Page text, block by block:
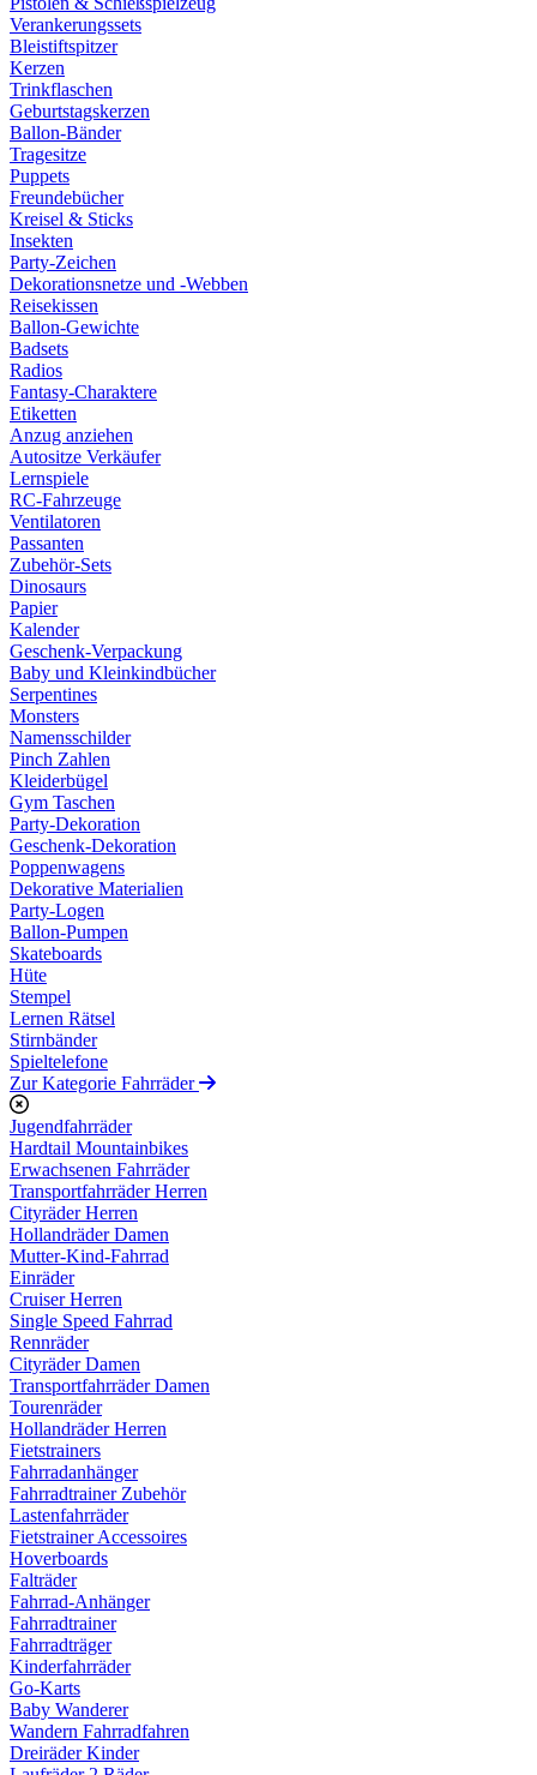
Verankerungssets
Bleistiftspitzer
Kerzen
Trinkflaschen
Geburtstagskerzen
Ballon-Bänder
Tragesitze
Puppets
Freundebücher
Kreisel & Sticks
Insekten
Party-Zeichen
Dekorationsnetze und -Webben
Reisekissen
Ballon-Gewichte
Badsets
Radios
Fantasy-Charaktere
Etiketten
Anzug anziehen
Autositze Verkäufer
Lernspiele
RC-Fahrzeuge
Ventilatoren
Passanten
Zubehör-Sets
Dinosaurs
Papier
Kalender
Geschenk-Verpackung
Baby und Kleinkindbücher
Serpentines
Monsters
Namensschilder
Pinch Zahlen
Kleiderbügel
Gym Taschen
Party-Dekoration
Geschenk-Dekoration
Poppenwagens
Dekorative Materialien
Party-Logen
Ballon-Pumpen
Skateboards
Hüte
Stempel
Lernen Rätsel
Stirnbänder
Spieltelefone
Zur Kategorie Fahrräder
Jugendfahrräder
Hardtail Mountainbikes
Erwachsenen Fahrräder
Transportfahrräder Herren
Cityräder Herren
Hollandräder Damen
Mutter-Kind-Fahrrad
Einräder
Cruiser Herren
Single Speed Fahrrad
Rennräder
Cityräder Damen
Transportfahrräder Damen
Tourenräder
Hollandräder Herren
Fietstrainers
Fahrradanhänger
Fahrradtrainer Zubehör
Lastenfahrräder
Fietstrainer Accessoires
Hoverboards
Falträder
Fahrrad-Anhänger
Fahrradtrainer
Fahrradträger
Kinderfahrräder
Go-Karts
Baby Wanderer
Wandern Fahrradfahren
Dreiräder Kinder